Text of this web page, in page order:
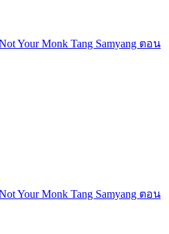
Your Monk Tang Samyang ตอน
Your Monk Tang Samyang ตอน